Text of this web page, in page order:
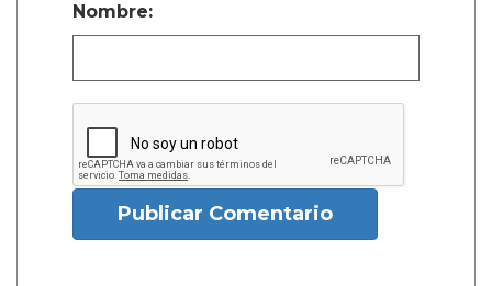
Nombre:
Publicar Comentario